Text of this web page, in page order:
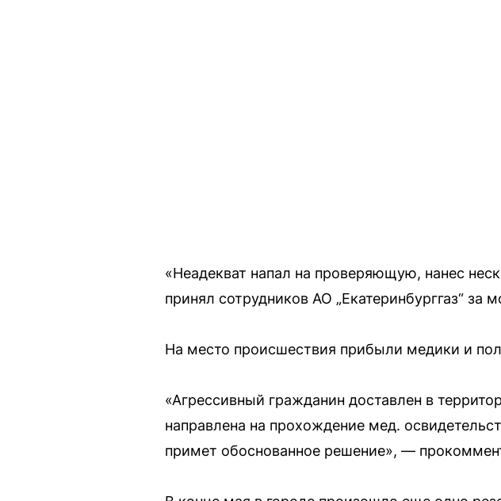
«Неадекват напал на проверяющую, нанес
принял сотрудников АО „Екатеринбурггаз“
На место происшествия прибыли медики и
«Агрессивный гражданин доставлен в
направлена на прохождение мед.
примет обоснованное решение», —